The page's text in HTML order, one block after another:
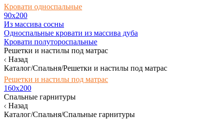
Кровати односпальные
90х200
Из массива сосны
Односпальные кровати из массива дуба
Кровати полутороспальные
Решетки и настилы под матрас
Назад
Каталог/Спальня/Решетки и настилы под матрас
Решетки и настилы под матрас
160х200
Спальные гарнитуры
Назад
Каталог/Спальня/Спальные гарнитуры